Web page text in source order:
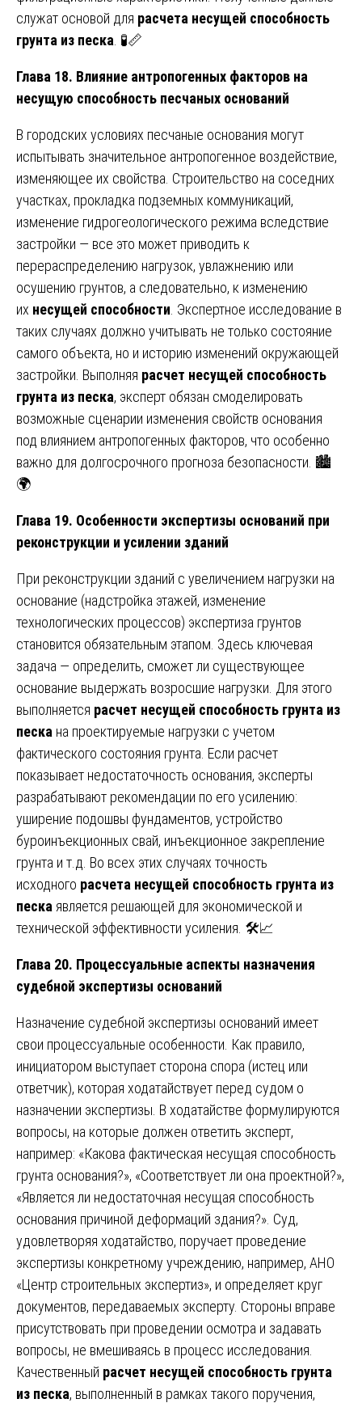
служат основой для расчета несущей способность
грунта из песка . 🧪📏
Глава 18. Влияние антропогенных факторов на
несущую способность песчаных оснований
В городских условиях песчаные основания могут
испытывать значительное антропогенное воздействие,
изменяющее их свойства. Строительство на соседних
участках, прокладка подземных коммуникаций,
изменение гидрогеологического режима вследствие
застройки — все это может приводить к
перераспределению нагрузок, увлажнению или
осушению грунтов, а следовательно, к изменению
их несущей способности . Экспертное исследование в
таких случаях должно учитывать не только состояние
самого объекта, но и историю изменений окружающей
застройки. Выполняя расчет несущей способность
грунта из песка, эксперт обязан смоделировать
возможные сценарии изменения свойств основания
под влиянием антропогенных факторов, что особенно
важно для долгосрочного прогноза безопасности. 🏙️
🌍
Глава 19. Особенности экспертизы оснований при
реконструкции и усилении зданий
При реконструкции зданий с увеличением нагрузки на
основание (надстройка этажей, изменение
технологических процессов) экспертиза грунтов
становится обязательным этапом. Здесь ключевая
задача — определить, сможет ли существующее
основание выдержать возросшие нагрузки. Для этого
выполняется расчет несущей способность грунта из
песка на проектируемые нагрузки с учетом
фактического состояния грунта. Если расчет
показывает недостаточность основания, эксперты
разрабатывают рекомендации по его усилению:
уширение подошвы фундаментов, устройство
буроинъекционных свай, инъекционное закрепление
грунта и т.д. Во всех этих случаях точность
исходного расчета несущей способность грунта из
песка является решающей для экономической и
технической эффективности усиления. 🛠️📈
Глава 20. Процессуальные аспекты назначения
судебной экспертизы оснований
Назначение судебной экспертизы оснований имеет
свои процессуальные особенности. Как правило,
инициатором выступает сторона спора (истец или
ответчик), которая ходатайствует перед судом о
назначении экспертизы. В ходатайстве формулируются
вопросы, на которые должен ответить эксперт,
например: «Какова фактическая несущая способность
грунта основания?», «Соответствует ли она проектной?»,
«Является ли недостаточная несущая способность
основания причиной деформаций здания?». Суд,
удовлетворяя ходатайство, поручает проведение
экспертизы конкретному учреждению, например, АНО
«Центр строительных экспертиз», и определяет круг
документов, передаваемых эксперту. Стороны вправе
присутствовать при проведении осмотра и задавать
вопросы, не вмешиваясь в процесс исследования.
Качественный расчет несущей способность грунта
из песка, выполненный в рамках такого поручения,